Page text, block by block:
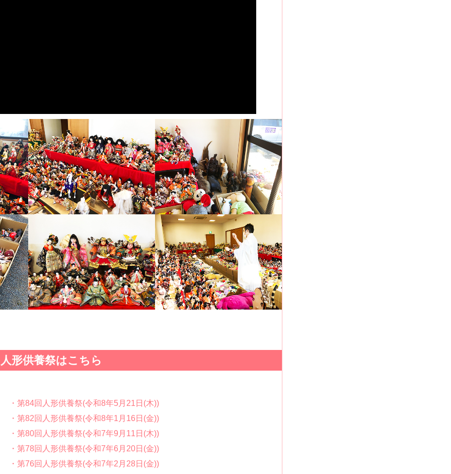
形供養祭はこちら
・第84回人形供養祭(令和8年5月21日(木))
・第82回人形供養祭(令和8年1月16日(金))
・第80回人形供養祭(令和7年9月11日(木))
・第78回人形供養祭(令和7年6月20日(金))
・第76回人形供養祭(令和7年2月28日(金))